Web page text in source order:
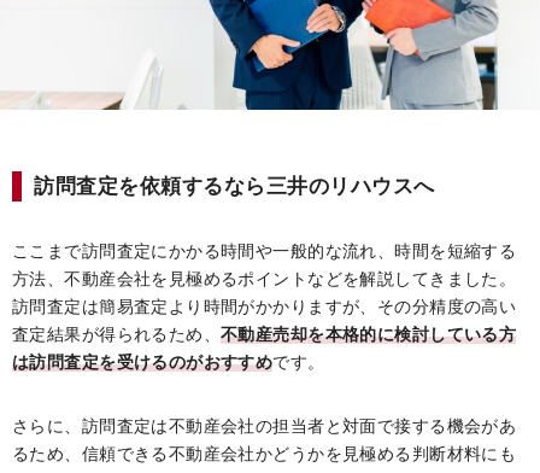
訪問査定を依頼するなら三井のリハウスへ
ここまで訪問査定にかかる時間や一般的な流れ、時間を短縮する
方法、不動産会社を見極めるポイントなどを解説してきました。
訪問査定は簡易査定より時間がかかりますが、その分精度の高い
査定結果が得られるため、不動産売却を本格的に検討している方
は訪問査定を受けるのがおすすめです。
さらに、訪問査定は不動産会社の担当者と対面で接する機会があ
るため、信頼できる不動産会社かどうかを見極める判断材料にも